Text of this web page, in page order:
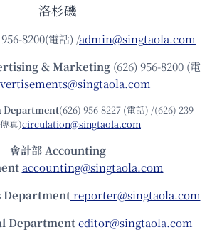
洛杉磯
8200(電話) /admin@singtaola.com
& Marketing (626) 956-8200 (電
Department(626) 956-8227 (電話) /(626) 239-
真)circulation@singtaola.com
會計部 Accounting
accounting@singtaola.com
Department reporter@singtaola.com
Department editor@singtaola.com